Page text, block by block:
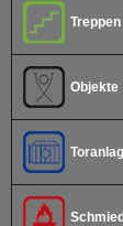
Treppen
Objekte